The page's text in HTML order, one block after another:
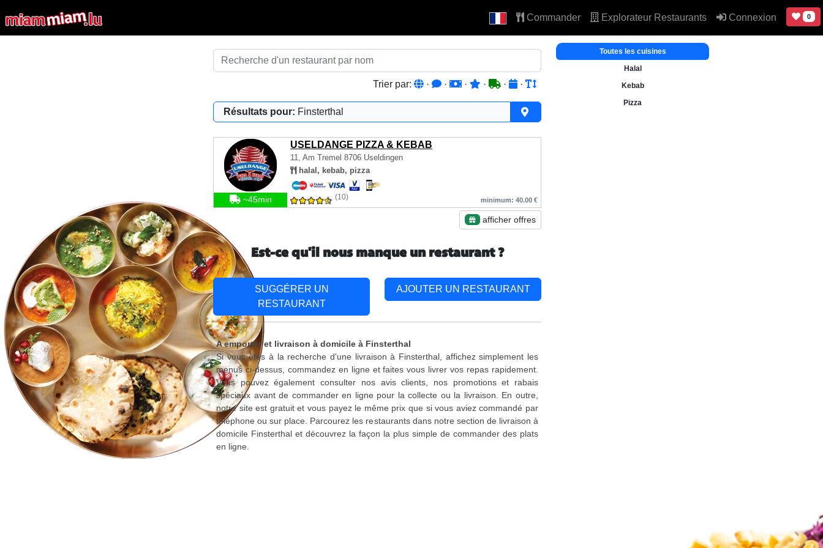
Commander Explorateur Restaurants Connexion 0
Trier par: · · · · · ·
Résultats pour: Finsterthal
USELDANGE PIZZA & KEBAB
11, Am Tremel 8706 Useldingen
halal, kebab, pizza
~45min (10) minimum: 40.00 €
afficher offres
Toutes les cuisines
Halal
Kebab
Pizza
Est-ce qu'il nous manque un restaurant ?
SUGGÉRER UN
RESTAURANT
AJOUTER UN RESTAURANT
A emporter et livraison à domicile à Finsterthal
Si vous êtes à la recherche d'une livraison à Finsterthal, affichez simplement les
menus ci-dessus, commandez en ligne et faites vous livrer vos repas rapidement.
Vous pouvez également consulter nos avis clients, nos promotions et rabais
spéciaux avant de commander en ligne pour la collecte ou la livraison. En outre,
notre site est gratuit et vous payez le même prix que si vous aviez commandé par
téléphone ou sur place. Parcourez les restaurants dans notre section de livraison à
domicile Finsterthal et découvrez la façon la plus simple de commander des plats
en ligne.